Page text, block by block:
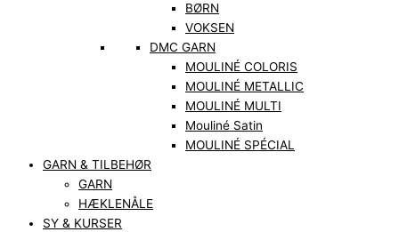
BØRN
VOKSEN
DMC GARN
MOULINÉ COLORIS
MOULINÉ METALLIC
MOULINÉ MULTI
Mouliné Satin
MOULINÉ SPÉCIAL
GARN & TILBEHØR
GARN
HÆKLENÅLE
SY & KURSER